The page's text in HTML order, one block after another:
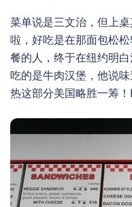
菜单说是三文治，但上
啦，好吃是在那面包松
餐的人，终于在纽约明
吃的是牛肉汉堡，他说
热这部分美国略胜一筹